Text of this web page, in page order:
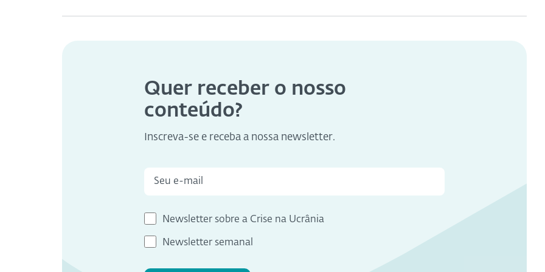
Quer receber o nosso
conteúdo?
Inscreva-se e receba a nossa newsletter.
Newsletter sobre a Crise na Ucrânia
Newsletter semanal